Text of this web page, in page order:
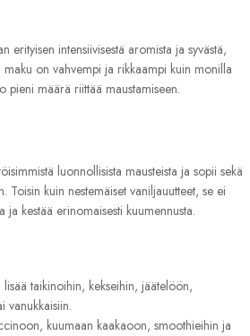
erityisen intensiivisestä aromista ja syvästä,
maku on vahvempi ja rikkaampi kuin monilla
pieni määrä riittää maustamiseen.
luonnollisista mausteista ja sopii sekä
Toisin kuin nestemäiset vaniljauutteet, se ei
ja kestää erinomaisesti kuumennusta.
lisää taikinoihin, kekseihin, jäätelöön,
vanukkaisiin.
kuumaan kaakaoon, smoothieihin ja